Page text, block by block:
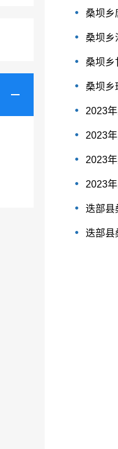
桑坝乡
桑坝乡
桑坝乡
桑坝乡
2023
2023
2023
2023
迭部县
迭部县